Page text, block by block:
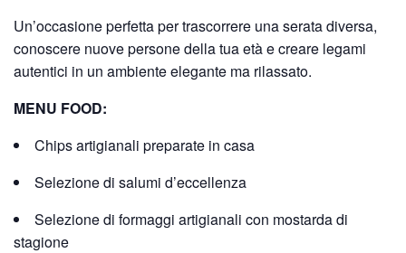
Un’occasione perfetta per trascorrere una serata diversa,
conoscere nuove persone della tua età e creare legami
autentici in un ambiente elegante ma rilassato.
MENU FOOD:
Chips artigianali preparate in casa
Selezione di salumi d’eccellenza
Selezione di formaggi artigianali con mostarda di
stagione